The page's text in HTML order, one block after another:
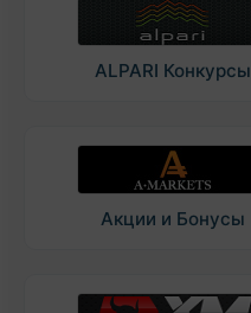
ALPARI Конкурсы
Акции и Бонусы